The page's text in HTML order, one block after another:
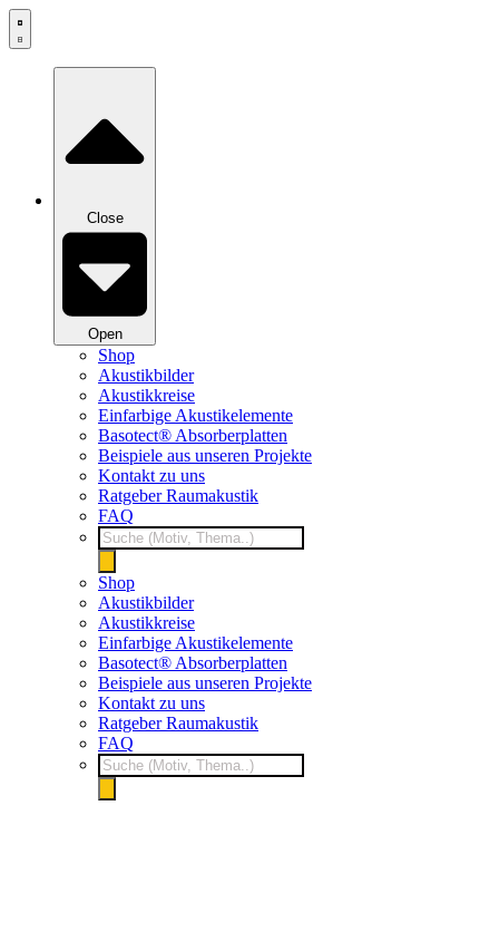
Zum
Inhalt
Close
Open
Shop
Akustikbilder
Akustikkreise
Einfarbige Akustikelemente
Basotect® Absorberplatten
Beispiele aus unseren Projekte
Kontakt zu uns
Ratgeber Raumakustik
FAQ
Products
search
Shop
Akustikbilder
Akustikkreise
Einfarbige Akustikelemente
Basotect® Absorberplatten
Beispiele aus unseren Projekte
Kontakt zu uns
Ratgeber Raumakustik
FAQ
Products
search